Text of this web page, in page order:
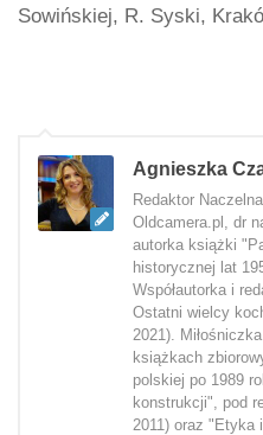
Sowińskiej, R. Syski,
Agnieszka
Redaktor
Oldcamera.pl, dr
autorka książki
historycznej lat
Współautorka i
Ostatni wielcy
2021).
książkach
polskiej po 1989
konstrukcji", pod
2011) oraz "Etyka